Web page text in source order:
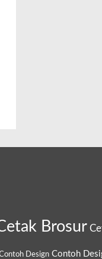
Brosur
Design Contoh